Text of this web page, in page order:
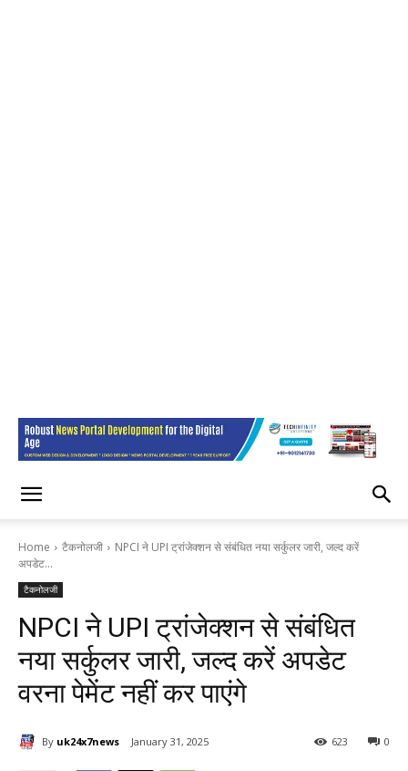
Home टैकनोलजी
NPCI ने UPI ट्रांजेक्शन से संबंधित नया सर्कुलर जारी, जल्द करें
अपडेट...
टैकनोलजी
NPCI ने UPI ट्रांजेक्शन से संबंधित
नया सर्कुलर जारी, जल्द करें अपडेट
वरना पेमेंट नहीं कर पाएंगे
By uk24x7news January 31, 2025 0
623